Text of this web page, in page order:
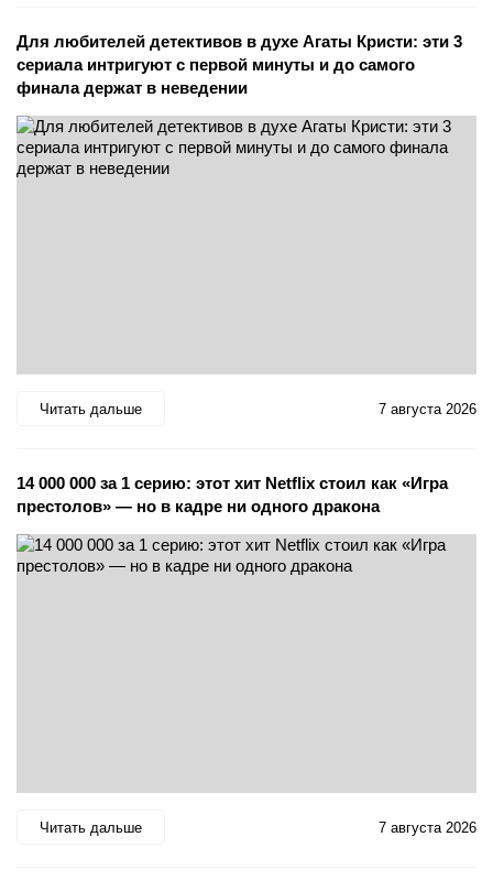
Для любителей детективов в духе Агаты Кристи: эти 3
сериала интригуют с первой минуты и до самого
финала держат в неведении
Читать дальше 7 августа 2026
14 000 000 за 1 серию: этот хит Netflix стоил как «Игра
престолов» — но в кадре ни одного дракона
Читать дальше 7 августа 2026